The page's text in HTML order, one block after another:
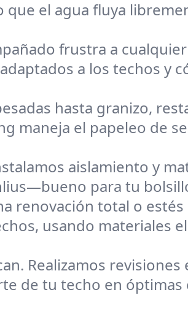
que el agua fluya
frustra a
a los techos y
hasta granizo,
maneja el papeleo de
aislamiento y
para tu
renovación total o
usando materiales
Realizamos revisiones
de tu techo en